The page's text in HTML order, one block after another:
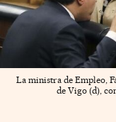
La ministra de Empleo,
de Vigo (d),